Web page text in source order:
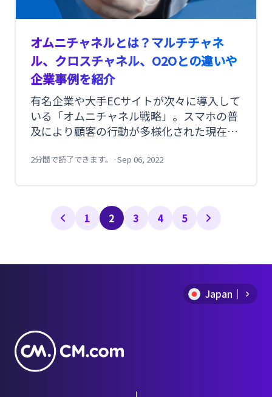
オムニチャネルとは？マルチチャネ
ル、クロスチャネル、O2Oとの違いや
企業事例を紹介
有名企業や大手ECサイトが次々に導入して
いる「オムニチャネル戦略」。スマホの普
及により顧客の行動が多様化された現在の
す。そこで今回は、オムニチャネルの意味
2分間で読了できます。 ·Sep 06, 2022
1 2 3 4 5
Japan